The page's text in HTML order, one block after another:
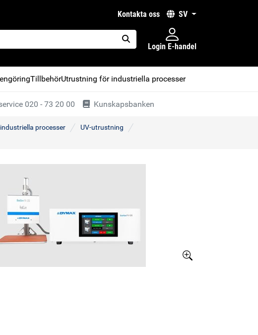
kontakta oss SV
placeholder.search
Login E-handel
TillbehörUtrustning för industriella processer
020 - 73 20 00 Kunskapsbanken
processer
UV-utrustning
Större bild